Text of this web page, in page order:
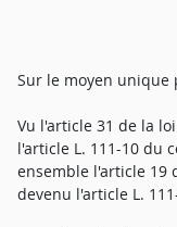
Sur le moyen unique
Vu l'article 31 de la
l'article L. 111-10 du
ensemble l'article 19
devenu l'article L.